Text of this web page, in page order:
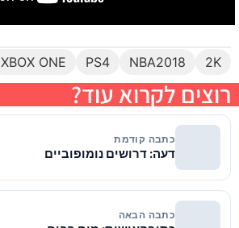
2K
NBA2018
PS4
XBOX ONE
רוצים לקרוא עוד?
כתבה קודמת
דעה: דרושים נומופוביים
כתבה הבאה